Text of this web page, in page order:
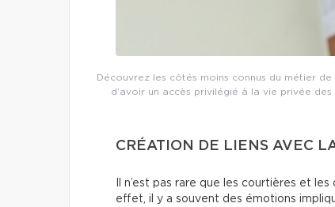
Découvrez les côtés moins connus du métier
d’avoir un accès privilégié à la vie privée
CRÉATION DE LIENS AVEC
Il n’est pas rare que les courtières et
effet, il y a souvent des émotions